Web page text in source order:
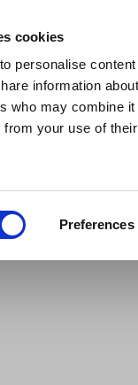
cookies
personalise
information
who may combine
from your use of
Preferences
Grillar